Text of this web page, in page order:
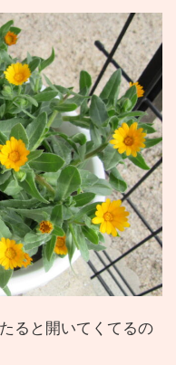
ると開いてくてるの